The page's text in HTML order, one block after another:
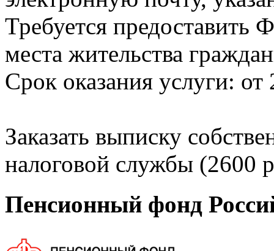
Требуется
места жительства
Срок оказания услуги: от
Заказать выписку
налоговой службы (2600
Пенсионный фонд